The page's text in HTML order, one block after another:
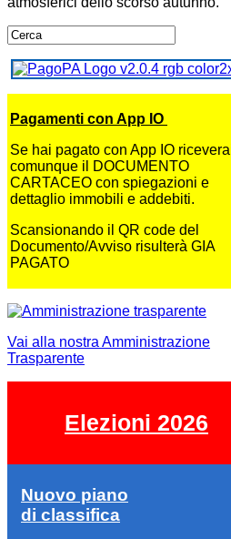
Pagamenti con App IO
Se hai pagato con App IO
comunque il DOCUMENTO
CARTACEO con spiegazioni e
dettaglio immobili e addebiti.
Scansionando il QR code del
Documento/Avviso risulterà GIA
PAGATO
Vai alla nostra Amministrazione
Trasparente
Elezioni 2026
Nuovo piano
di classifica